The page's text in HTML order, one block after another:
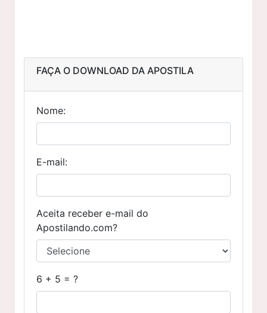
FAÇA O DOWNLOAD DA APOSTILA
Nome:
E-mail:
Aceita receber e-mail do
Apostilando.com?
6 + 5 = ?